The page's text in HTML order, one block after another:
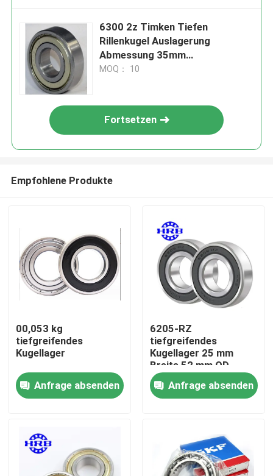
Zu Hause
Produkte
Über uns
6300 2z Timken Tiefen
Rillenkugel Auslagerung
Abmessung 35mm
Ölgeschwindigkeit 24000 R/Min
MOQ： 10
Fortsetzen
Empfohlene Produkte
00,053 kg
tiefgreifendes
Kugellager
Anfrage absenden
6205-RZ
tiefgreifendes
Kugellager 25 mm
Breite 52 mm OD
Anfrage absenden